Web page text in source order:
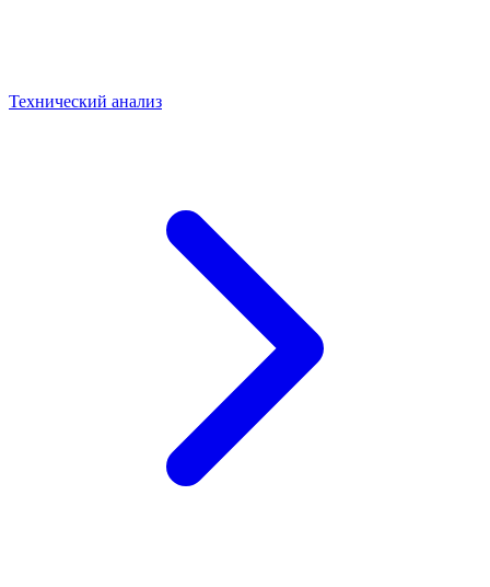
Технический анализ